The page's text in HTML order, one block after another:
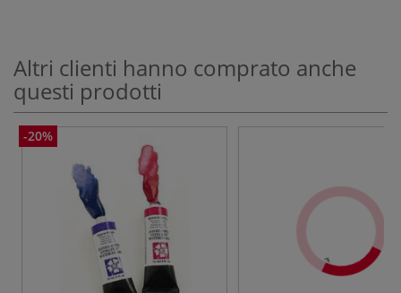
Altri clienti hanno comprato anche
questi prodotti
-20%